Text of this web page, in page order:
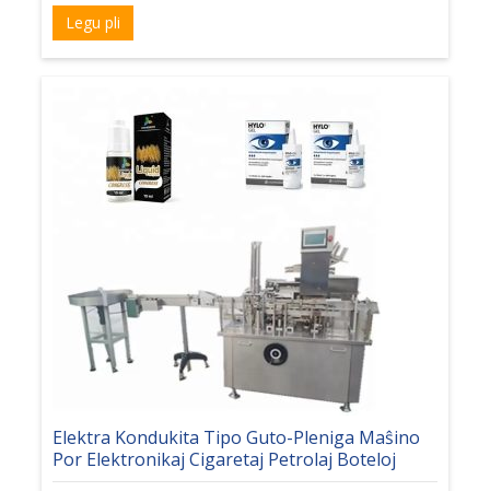
Legu pli
Elektra Kondukita Tipo Guto-Pleniga Maŝino
Por Elektronikaj Cigaretaj Petrolaj Boteloj